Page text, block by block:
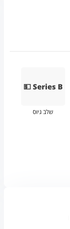
💵 Series B
שלב גיוס